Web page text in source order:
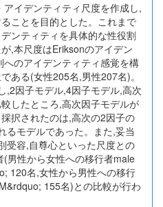
イデンティティ尺度を作成し,
ことを目的とした。これまで
ンティティを具体的な性役割
,本尺度はEriksonのアイデン
のアイデンティティ感覚を構
ある(女性205名,男性207名)。
,2因子モデル,4因子モデル,高次
したところ,高次因子モデルが
択されたのは,高次の2因子の
るモデルであった。また,妥当
受容,自尊心といった尺度との
男性から女性への移行者male
120名,女性から男性への移行
155名)との比較が行わ